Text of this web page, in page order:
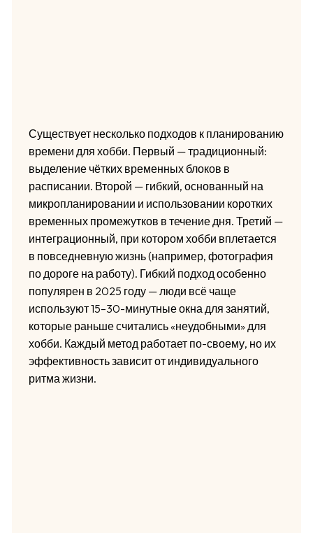
Существует несколько подходов к планированию
времени для хобби. Первый — традиционный:
выделение чётких временных блоков в
расписании. Второй — гибкий, основанный на
микропланировании и использовании коротких
временных промежутков в течение дня. Третий —
интеграционный, при котором хобби вплетается
в повседневную жизнь (например, фотография
по дороге на работу). Гибкий подход особенно
популярен в 2025 году — люди всё чаще
используют 15–30-минутные окна для занятий,
которые раньше считались «неудобными» для
хобби. Каждый метод работает по-своему, но их
эффективность зависит от индивидуального
ритма жизни.